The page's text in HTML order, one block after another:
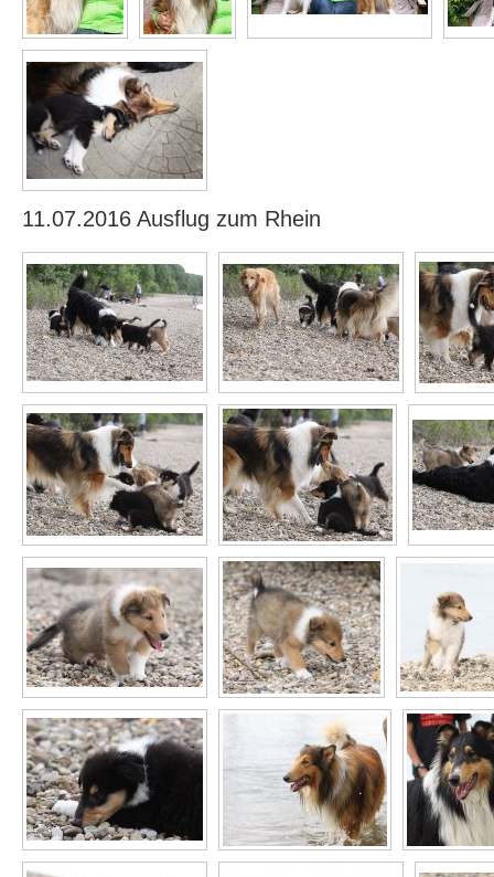
11.07.2016 Ausflug zum Rhein